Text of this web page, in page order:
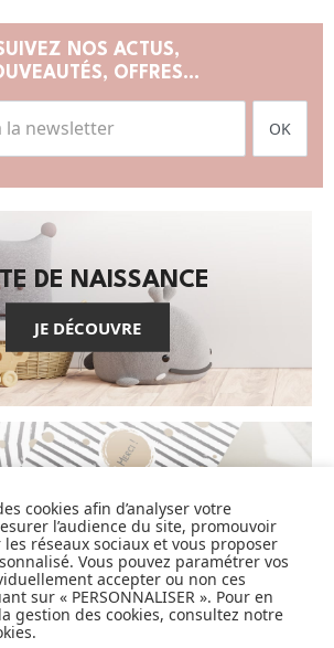
NOS ACTUS,
OFFRES...
OK
DE NAISSANCE
JE DÉCOUVRE
JE DÉCOUVRE
leader français de la distribution
cookies afin d’analyser votre
l’audience du site, promouvoir
les réseaux sociaux et vous proposer
Vous pouvez paramétrer vos
accepter ou non ces
sur « PERSONNALISER ». Pour en
gestion des cookies, consultez notre
.